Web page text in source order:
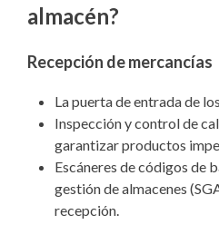
almacén?
Recepción de mercancías
La puerta de entrada de
Inspección y control de
garantizar productos
Escáneres de códigos de
gestión de almacenes
recepción.